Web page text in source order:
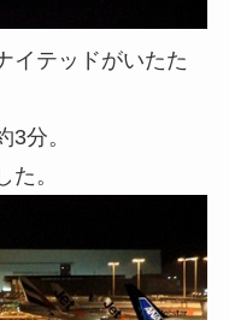
イテッドがいたた
分。
。